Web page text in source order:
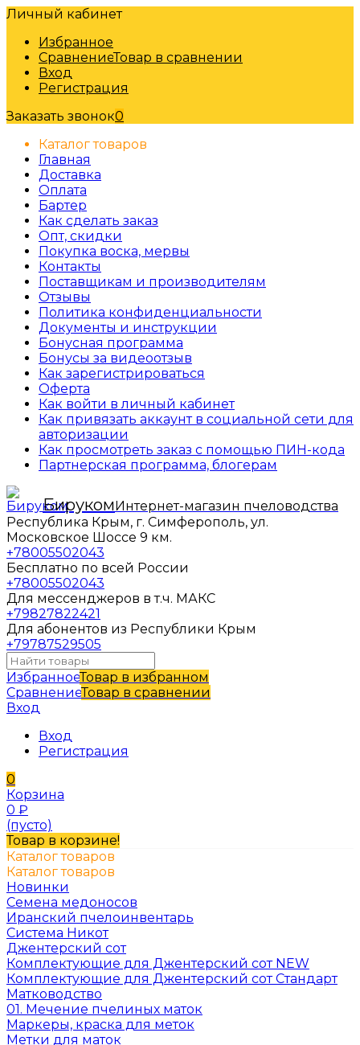
Личный кабинет
Избранное
СравнениеТовар в сравнении
Вход
Регистрация
Заказать звонок0
Каталог товаров
Главная
Доставка
Оплата
Бартер
Как сделать заказ
Опт, скидки
Покупка воска, мервы
Контакты
Поставщикам и производителям
Отзывы
Политика конфиденциальности
Документы и инструкции
Бонусная программа
Бонусы за видеоотзыв
Как зарегистрироваться
Оферта
Как войти в личный кабинет
Как привязать аккаунт в социальной сети для
авторизации
Как просмотреть заказ с помощью ПИН-кода
Партнерская программа, блогерам
БирукомИнтернет-магазин пчеловодства
Республика Крым, г. Симферополь, ул.
Московское Шоссе 9 км.
+78005502043
Бесплатно по всей России
+78005502043
Для мессенджеров в т.ч. МАКС
+79827822421
Для абонентов из Республики Крым
+79787529505
ИзбранноеТовар в избранном
СравнениеТовар в сравнении
Вход
Вход
Регистрация
0
Корзина
0 ₽
(пусто)
Товар в корзине!
Каталог товаров
Каталог товаров
Новинки
Семена медоносов
Иранский пчелоинвентарь
Система Никот
Джентерский сот
Комплектующие для Джентерский сот NEW
Комплектующие для Джентерский сот Стандарт
Матководство
01. Мечение пчелиных маток
Маркеры, краска для меток
Метки для маток